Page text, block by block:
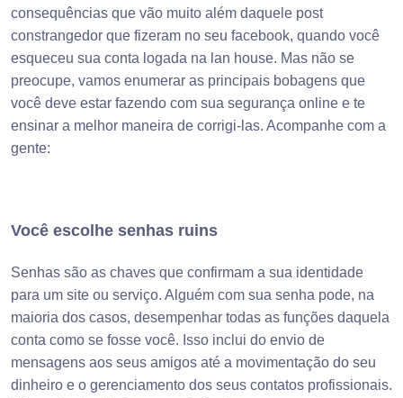
consequências que vão muito além daquele post
constrangedor que fizeram no seu facebook, quando você
esqueceu sua conta logada na lan house. Mas não se
preocupe, vamos enumerar as principais bobagens que
você deve estar fazendo com sua segurança online e te
ensinar a melhor maneira de corrigi-las. Acompanhe com a
gente:
Você escolhe senhas ruins
Senhas são as chaves que confirmam a sua identidade
para um site ou serviço. Alguém com sua senha pode, na
maioria dos casos, desempenhar todas as funções daquela
conta como se fosse você. Isso inclui do envio de
mensagens aos seus amigos até a movimentação do seu
dinheiro e o gerenciamento dos seus contatos profissionais.